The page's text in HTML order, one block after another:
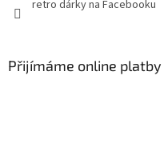
retro dárky na Facebooku
Přijímáme online platby